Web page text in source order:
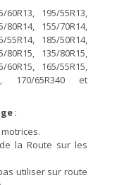
195/55R13,
80R14, 155/70R14,
55R14, 185/50R14,
135/80R15,
165/55R15,
170/65R340 et
:
la Route sur les
utiliser sur route